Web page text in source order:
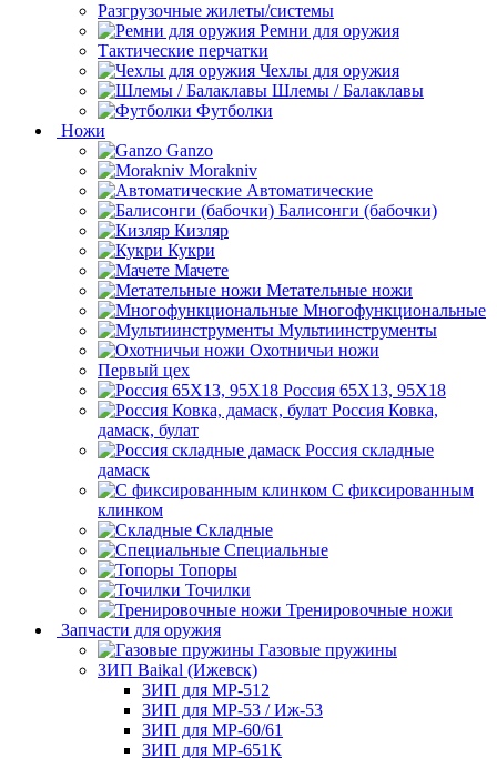
Разгрузочные жилеты/системы
Ремни для оружия
Тактические перчатки
Чехлы для оружия
Шлемы / Балаклавы
Футболки
Ножи
Ganzo
Morakniv
Автоматические
Балисонги (бабочки)
Кизляр
Кукри
Мачете
Метательные ножи
Многофункциональные
Мультиинструменты
Охотничьи ножи
Первый цех
Россия 65Х13, 95Х18
Россия Ковка,
дамаск, булат
Россия складные
дамаск
С фиксированным
клинком
Складные
Специальные
Топоры
Точилки
Тренировочные ножи
Запчасти для оружия
Газовые пружины
ЗИП Baikal (Ижевск)
ЗИП для МР-512
ЗИП для МР-53 / Иж-53
ЗИП для МР-60/61
ЗИП для МР-651К